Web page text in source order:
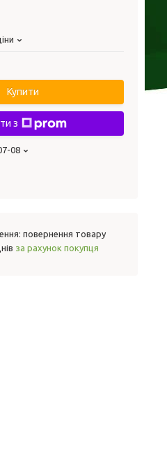
Купити
з
08
повернення товару
за рахунок покупця